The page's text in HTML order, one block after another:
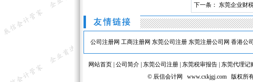
下一条： 东莞企业财
公司注册网 工商注册网 东莞公司注册 东莞注册公司网 香港公
网站首页| 公司简介| 东莞公司注册| 东莞税审报告| 东莞代理记
© 辰信会计网 www.cxkjgj.com 版权所